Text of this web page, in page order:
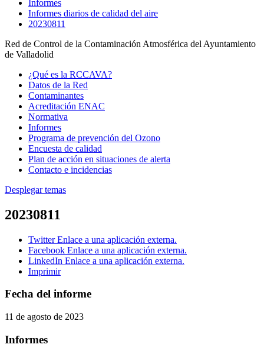
Informes
Informes diarios de calidad del aire
20230811
Red de Control de la Contaminación Atmosférica del Ayuntamiento
de Valladolid
¿Qué es la RCCAVA?
Datos de la Red
Contaminantes
Acreditación ENAC
Normativa
Informes
Programa de prevención del Ozono
Encuesta de calidad
Plan de acción en situaciones de alerta
Contacto e incidencias
Desplegar temas
20230811
Twitter Enlace a una aplicación externa.
Facebook Enlace a una aplicación externa.
LinkedIn Enlace a una aplicación externa.
Imprimir
Fecha del informe
11 de agosto de 2023
Informes